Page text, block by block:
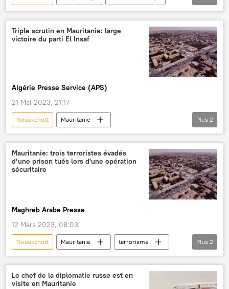
Mauritanie
développement
Afrique subsaharienne
Triple scrutin en Mauritanie: large
victoire du parti El Insaf
Algérie Presse Service (APS)
21 Mai 2023, 21:17
Nouakchott
Mauritanie
Afrique subsaharienne
élections
Plus 2
Mauritanie: trois terroristes évadés
d’une prison tués lors d'une opération
sécuritaire
Maghreb Arabe Presse
12 Mars 2023, 08:03
Nouakchott Mauritanie
terrorisme
prison
Afrique subsaharienne
Plus 2
Le chef de la diplomatie russe est en
visite en Mauritanie